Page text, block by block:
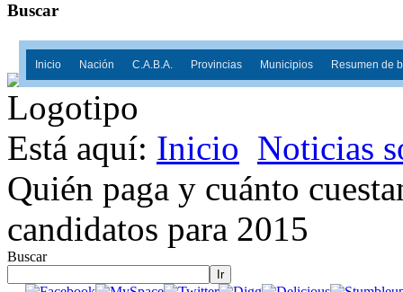
Buscar
Inicio Nación C.A.B.A. Provincias Municipios Resumen de
Está aquí: Inicio Noticias
Quién paga y cuánto
candidatos para 2015
Buscar
Ir